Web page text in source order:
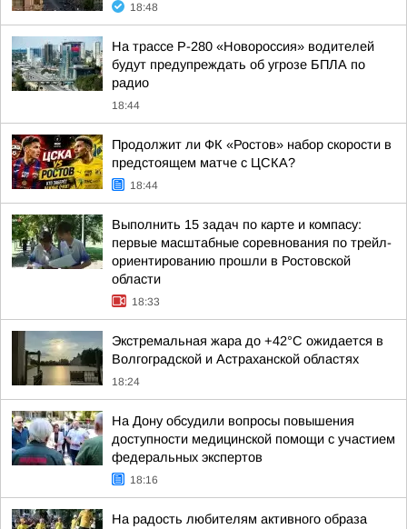
18:48
На трассе Р-280 «Новороссия» водителей
будут предупреждать об угрозе БПЛА по
радио
18:44
Продолжит ли ФК «Ростов» набор скорости в
предстоящем матче с ЦСКА?
18:44
Выполнить 15 задач по карте и компасу:
первые масштабные соревнования по трейл-
ориентированию прошли в Ростовской
области
18:33
Экстремальная жара до +42°C ожидается в
Волгоградской и Астраханской областях
18:24
На Дону обсудили вопросы повышения
доступности медицинской помощи с участием
федеральных экспертов
18:16
На радость любителям активного образа